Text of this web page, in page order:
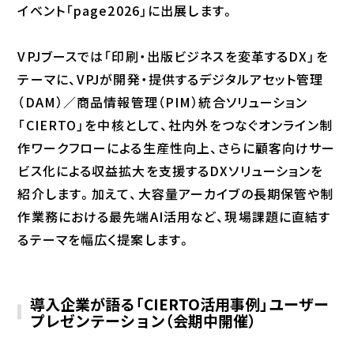
イベント「page2026」に出展します。
VPJブースでは「印刷・出版ビジネスを変革するDX」を
テーマに、VPJが開発・提供するデジタルアセット管理
（DAM）／商品情報管理（PIM）統合ソリューション
「CIERTO」を中核として、社内外をつなぐオンライン制
作ワークフローによる生産性向上、さらに顧客向けサー
ビス化による収益拡大を支援するDXソリューションを
紹介します。加えて、大容量アーカイブの長期保管や制
作業務における最先端AI活用など、現場課題に直結す
るテーマを幅広く提案します。
導入企業が語る「CIERTO活用事例」ユーザー
プレゼンテーション（会期中開催）